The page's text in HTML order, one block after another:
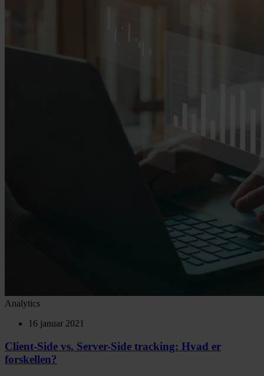
Analytics
16 januar 2021
Client-Side vs. Server-Side tracking: Hvad er
forskellen?